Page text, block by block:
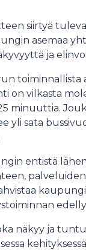
siirtyä
asemaa
ja
on vilkasta
minuuttia.
yli sata
entistä
näkyy ja